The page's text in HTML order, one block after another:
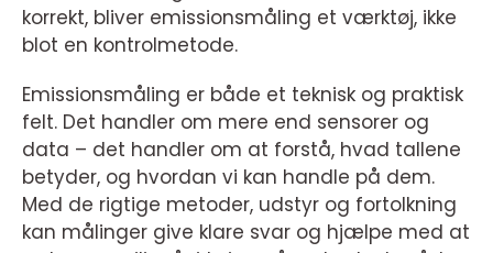
korrekt, bliver emissionsmåling et værktøj, ikke
blot en kontrolmetode.
Emissionsmåling er både et teknisk og praktisk
felt. Det handler om mere end sensorer og
data – det handler om at forstå, hvad tallene
betyder, og hvordan vi kan handle på dem.
Med de rigtige metoder, udstyr og fortolkning
kan målinger give klare svar og hjælpe med at